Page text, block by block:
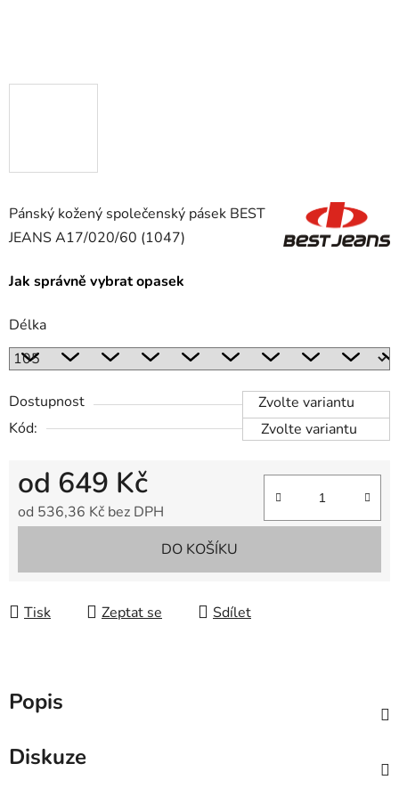
Pánský kožený společenský pásek BEST
JEANSA17/020/60 (1047)
Jak správně vybrat opasek
Délka
Dostupnost
Zvolte variantu
Kód:
Zvolte variantu
od 649 Kč
od 536,36 Kč bez DPH
DO KOŠÍKU
Tisk Zeptat se Sdílet
Popis
Diskuze